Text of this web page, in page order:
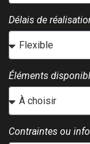
Délais de
Éléments
Contraintes ou